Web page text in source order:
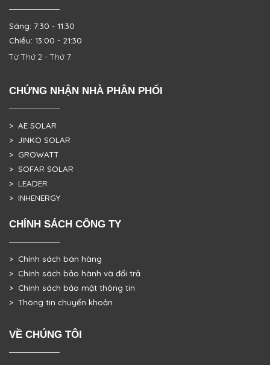
Sáng: 7:30 - 11:30
Chiều: 13:00 - 21:30
Từ Thứ 2 - Thứ 7
CHỨNG NHẬN NHÀ PHÂN PHỐI
> AE SOLAR
> JINKO SOLAR
> GROWATT
> SOFAR SOLAR
> LEADER
> INHENERGY
CHÍNH SÁCH CÔNG TY
> Chính sách bán hàng
> Chính sách bảo hành và đổi trả
> Chính sách bảo mật thông tin
> Thông tin chuyển khoản
VỀ CHÚNG TÔI